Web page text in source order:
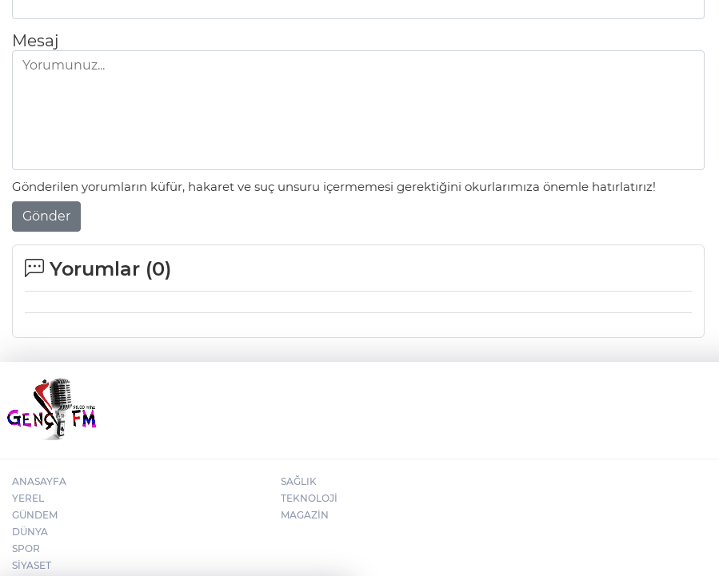
Mesaj
Gönderilen yorumların küfür, hakaret ve suç unsuru içermemesi gerektiğini okurlarımıza önemle hatırlatırız!
Gönder
Yorumlar (0)
ANASAYFA
YEREL
GÜNDEM
DÜNYA
SPOR
SİYASET
SAĞLIK
TEKNOLOJİ
MAGAZİN